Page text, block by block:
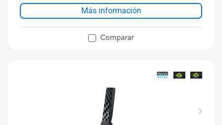
Más información
Comparar